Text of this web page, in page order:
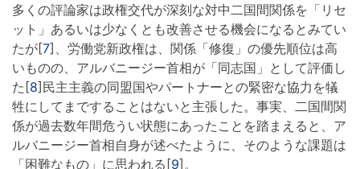
多くの評論家は政権交代が深刻な対中二国間関係を「リセ
ット」あるいは少なくとも改善させる機会になるとみてい
たが[7]、労働党新政権は、関係「修復」の優先順位は高
いものの、アルバニージー首相が「同志国」として評価し
た[8]民主主義の同盟国やパートナーとの緊密な協力を犠
牲にしてまですることはないと主張した。事実、二国間関
係が過去数年間危うい状態にあったことを踏まえると、ア
ルバニージー首相自身が述べたように、そのような課題は
「困難なもの」に思われる[9]。